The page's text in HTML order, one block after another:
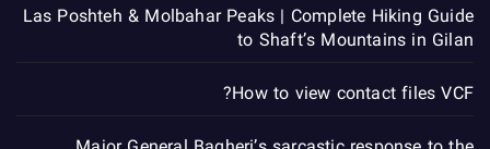
Las Poshteh & Molbahar Peaks | Complete Hiking Guide
to Shaft’s Mountains in Gilan
How to view contact files VCF?